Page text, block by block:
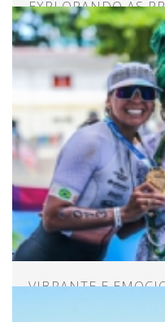
EXPLORANDO AS
VIBRANTE E
NORDESTE DE